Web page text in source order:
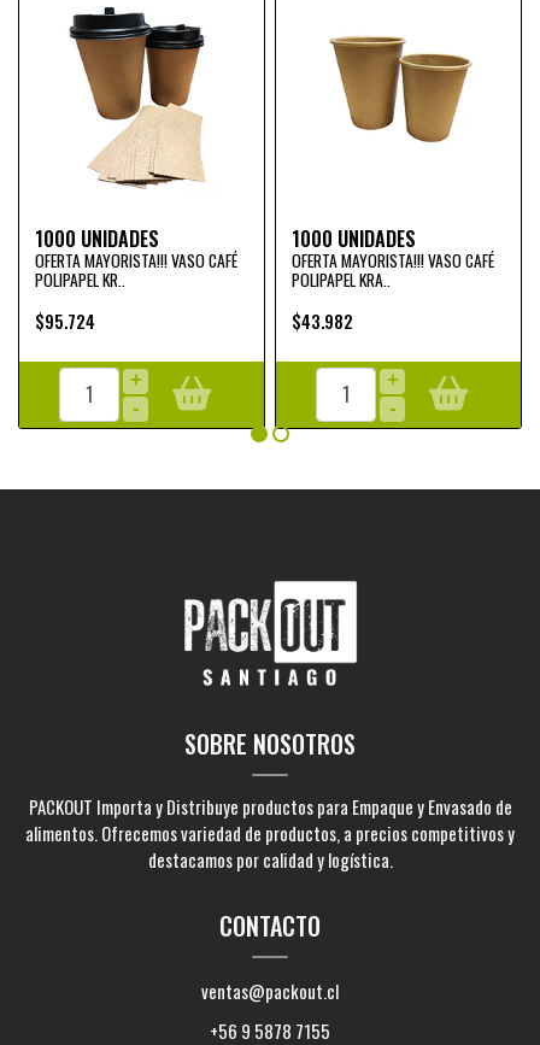
1000 UNIDADES
OFERTA MAYORISTA!!! VASO CAFÉ
POLIPAPEL KR..
$95.724
+
-
1000 UNIDADES
OFERTA MAYORISTA!!! VASO CAFÉ
POLIPAPEL KRA..
$43.982
+
-
SOBRE NOSOTROS
PACKOUT Importa y Distribuye productos para Empaque y Envasado de
alimentos. Ofrecemos variedad de productos, a precios competitivos y
destacamos por calidad y logística.
CONTACTO
ventas@packout.cl
+56 9 5878 7155